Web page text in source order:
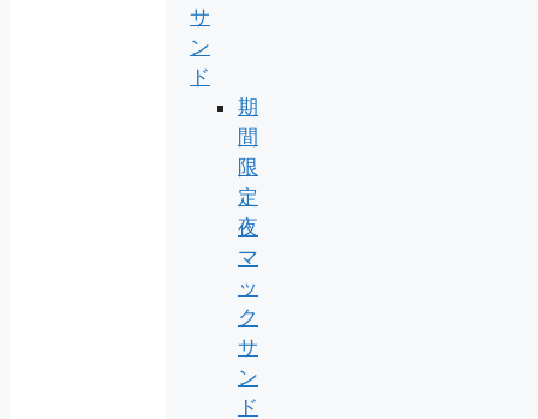
サ
ン
ド
期
間
限
定
夜
マ
ッ
ク
サ
ン
ド